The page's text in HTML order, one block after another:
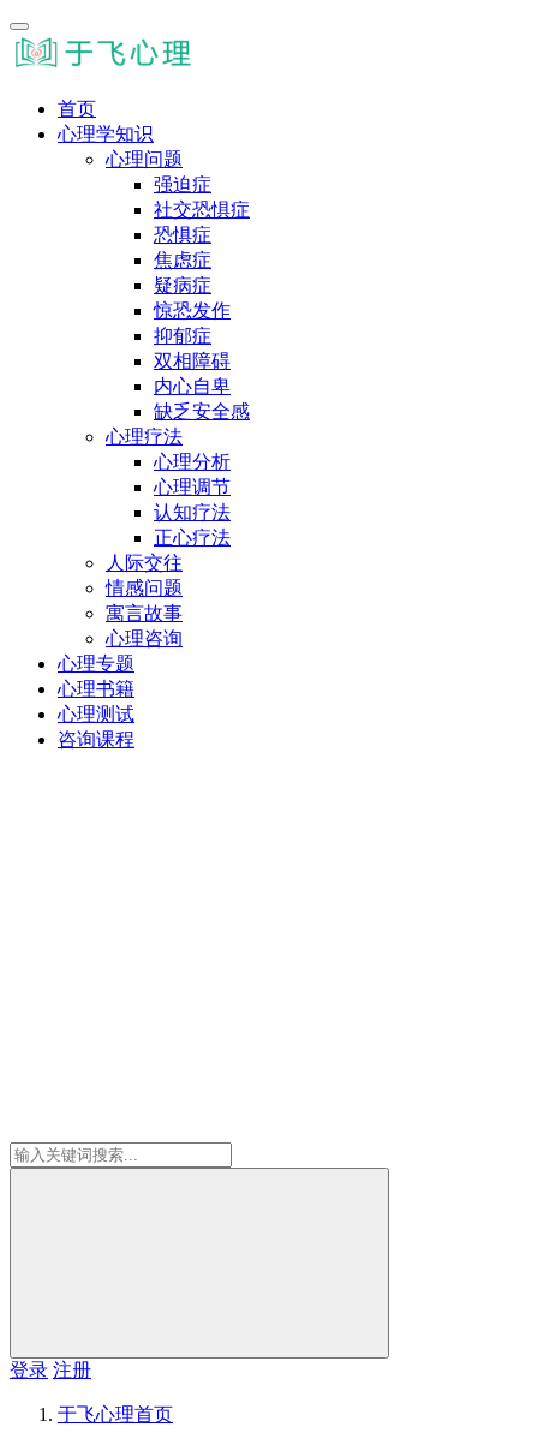
首页
心理学知识
心理问题
强迫症
社交恐惧症
恐惧症
焦虑症
疑病症
惊恐发作
抑郁症
双相障碍
内心自卑
缺乏安全感
心理疗法
心理分析
心理调节
认知疗法
正心疗法
人际交往
情感问题
寓言故事
心理咨询
心理专题
心理书籍
心理测试
咨询课程
登录 注册
于飞心理首页